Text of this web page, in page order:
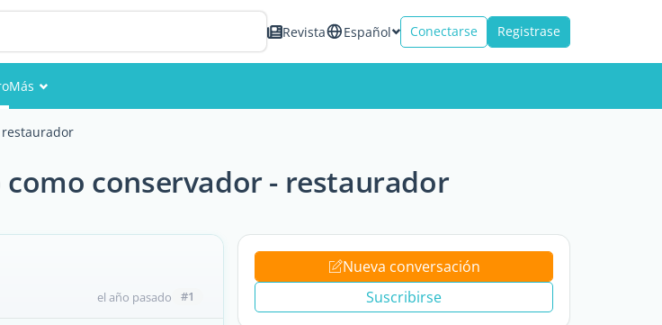
Revista Español Conectarse Registrase
Más
Eventos
conservador - restaurador
el año pasado #1
Nueva conversación
Suscribirse